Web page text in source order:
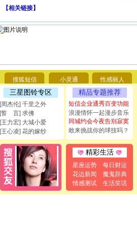
【相关链接】
搜狐短信 小灵通 性感丽人
三星图铃专区
[周杰伦] 千里之外
[誓 言] 求佛
[王力宏] 大城小爱
[王心凌] 花的嫁纱
精品专题推荐
短信企业通秀百变功能
浪漫情怀一起漫步音乐
同城约会今夜告别寂寞
敢来挑战你的球技吗？
精彩生活
星座运势
每日财运
花边新闻
魔鬼辞典
情感测试
生活笑话